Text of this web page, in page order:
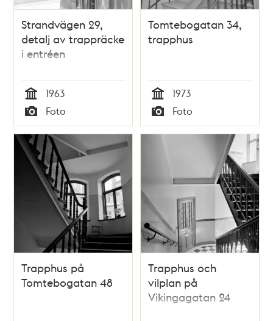
Strandvägen 29,
detalj av trappräcke
i entréen
Tid
1963
Typ
Foto
Tomtebogatan 34,
trapphus
Tid
1973
Typ
Foto
Trapphus på
Tomtebogatan 48
Trapphus och
vilplan på
Vikingagatan 24